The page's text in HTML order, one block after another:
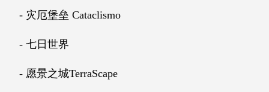
- 灾厄堡垒 Cataclismo
- 七日世界
- 愿景之城TerraScape